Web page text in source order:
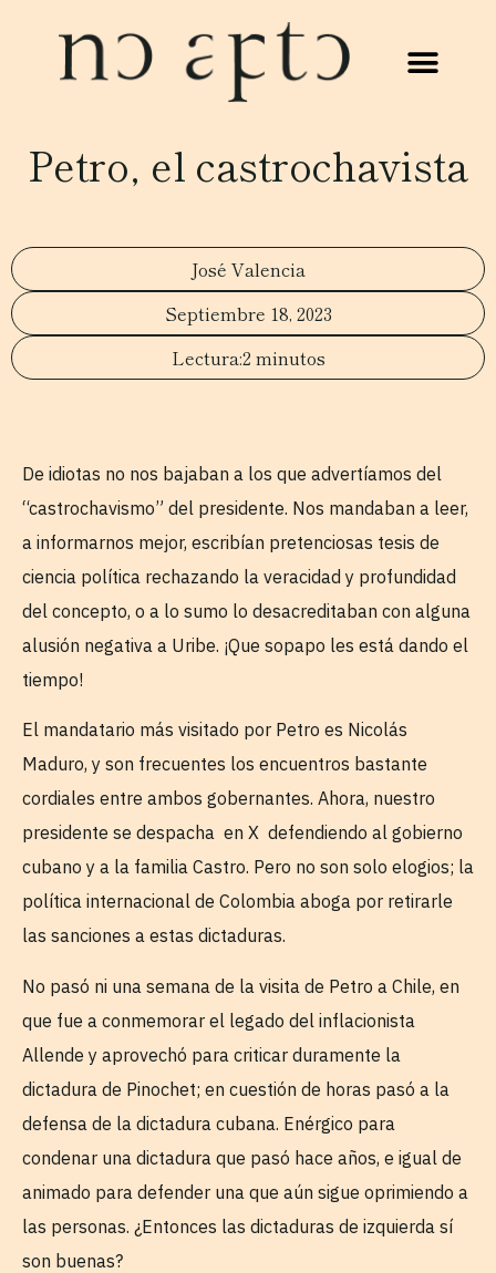
Petro, el castrochavista
José Valencia
Septiembre 18, 2023
2 minutos
De idiotas no nos bajaban a los que advertíamos del
“castrochavismo” del presidente. Nos mandaban a leer,
a informarnos mejor, escribían pretenciosas tesis de
ciencia política rechazando la veracidad y profundidad
del concepto, o a lo sumo lo desacreditaban con alguna
alusión negativa a Uribe. ¡Que sopapo les está dando el
tiempo!
El mandatario más visitado por Petro es Nicolás
Maduro, y son frecuentes los encuentros bastante
cordiales entre ambos gobernantes. Ahora, nuestro
presidente se despacha en X defendiendo al gobierno
cubano y a la familia Castro. Pero no son solo elogios; la
política internacional de Colombia aboga por retirarle
las sanciones a estas dictaduras.
No pasó ni una semana de la visita de Petro a Chile, en
que fue a conmemorar el legado del inflacionista
Allende y aprovechó para criticar duramente la
dictadura de Pinochet; en cuestión de horas pasó a la
defensa de la dictadura cubana. Enérgico para
condenar una dictadura que pasó hace años, e igual de
animado para defender una que aún sigue oprimiendo a
las personas. ¿Entonces las dictaduras de izquierda sí
son buenas?